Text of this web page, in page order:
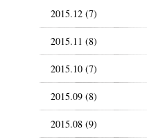
2015.12 (7)
2015.11 (8)
2015.10 (7)
2015.09 (8)
2015.08 (9)